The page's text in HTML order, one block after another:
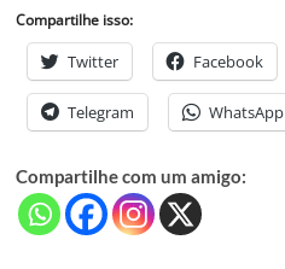
Compartilhe isso:
Twitter Facebook
Telegram WhatsApp
Compartilhe com um amigo: